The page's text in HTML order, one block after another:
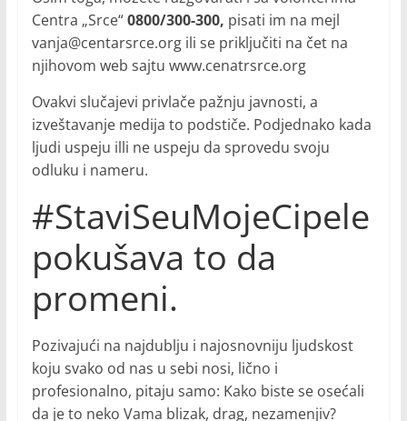
Centra „Srce“0800/300-300, pisati im na mejl
vanja@centarsrce.org ili se priključiti na čet na
njihovom web sajtu www.cenatrsrce.org
Ovakvi slučajevi privlače pažnju javnosti, a
izveštavanje medija to podstiče. Podjednako kada
ljudi uspeju illi ne uspeju da sprovedu svoju
odluku i nameru.
#StaviSeuMojeCipele
pokušava to da
promeni.
Pozivajući na najdublju i najosnovniju ljudskost
koju svako od nas u sebi nosi, lično i
profesionalno, pitaju samo: Kako biste se osećali
da je to neko Vama blizak, drag, nezamenjiv?